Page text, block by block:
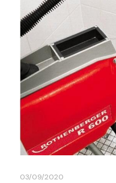
03/09/2020